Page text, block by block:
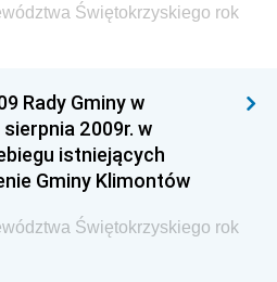
Świętokrzyskiego rok
Rady Gminy w
2009r. w
istniejących
Gminy Klimontów
Świętokrzyskiego rok